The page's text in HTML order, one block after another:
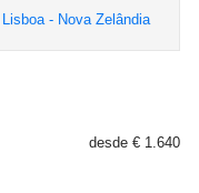
Lisboa - Nova Zelândia
desde € 1.640